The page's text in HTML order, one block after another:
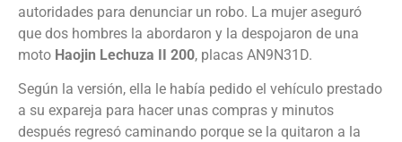
autoridades para denunciar un robo. La mujer aseguró
que dos hombres la abordaron y la despojaron de una
moto Haojin Lechuza II 200, placas AN9N31D.
Según la versión, ella le había pedido el vehículo prestado
a su expareja para hacer unas compras y minutos
después regresó caminando porque se la quitaron a la